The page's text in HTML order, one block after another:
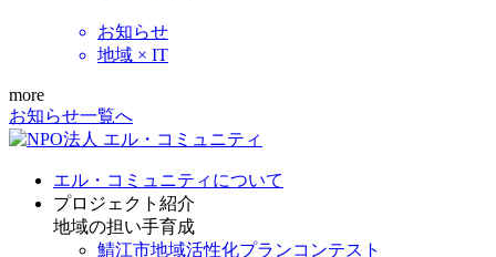
お知らせ
地域 × IT
more
お知らせ一覧へ
エル・コミュニティについて
プロジェクト紹介
地域の担い手育成
鯖江市地域活性化プランコンテスト